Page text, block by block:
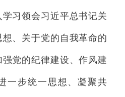
习领会习近平总书记关
、关于党的自我革命的
党的纪律建设、作风建
一步统一思想、凝聚共